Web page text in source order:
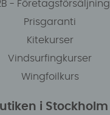
- Företagsförsäljning
Prisgaranti
Kitekurser
Vindsurfingkurser
Wingfoilkurs
i Stockholm